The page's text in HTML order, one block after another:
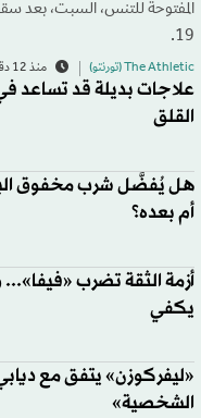
المفتوحة للتنس، السبت، بعد
19.
The Athletic (تورنتو) منذ 12 دقيقة
علاجات بديلة قد تساعد
القلق
هل يُفضَّل شرب مخفوق
أم بعده؟
أزمة الثقة تضرب «فيفا»...
يكفي
«ليفركوزن» يتفق مع
الشخصية»